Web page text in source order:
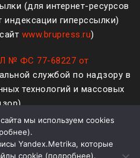
(для интернет-ресурсов
индексации гиперссылки)
www.brupress.ru)
№ ФС 77-68227 от
службой по надзору в
технологий и массовых
и защиты информации
мы используем cookies
).
Yandex.Metrika, которые
cookie (подробнее).